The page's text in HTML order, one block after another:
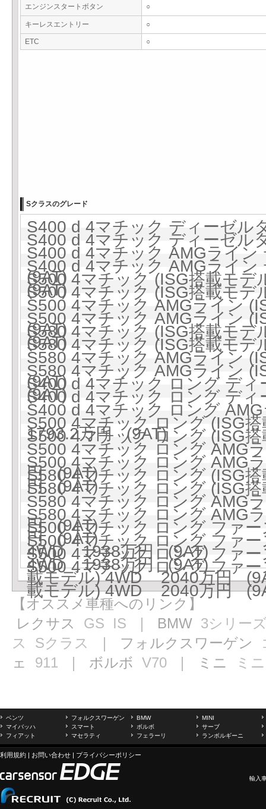
エンジンスタートボタン ○
キーレスエントリー ○
ETC ○
Sクラスのグレード
S400 d 4マチック ディーゼ
S400 d 4マチック ディーゼ
S400 d 4マチック AMGライ
(9AT)
S400 d 4マチック AMGライ
(9AT)
S500 4マチック (ISG搭載モ
S500 4マチック (ISG搭載モ
S500 4マチック AMGライン
(9AT)
S500 4マチック AMGライン
(9AT)
S580 4マチック (ISG搭載モ
S580 4マチック (ISG搭載モ
S580 4マチック AMGライン
(9AT)
S580 4マチック AMGライン
(9AT)
S400 d 4マチック ロング デ
S400 d 4マチック ロング デ
S400 d 4マチック ロング
1793.2万円 (9AT)
S500 4マチック ロング (ISG
S500 4マチック ロング (ISG
S500 4マチック ロング AMG
円 (9AT)
S500 4マチック ロング AMG
円 (9AT)
S580 4マチック ロング (ISG
S580 4マチック ロング (ISG
S580 4マチック ロング AMG
円 (9AT)
S580 4マチック ロング AMG
円 (9AT)
S500 4マチック ロング ファ
4WD 1938万円 (9AT)
S500 4マチック ロング ファ
4WD 1938万円 (9AT)
S500 4マチック ロング ファ
載モデル) 4WD 2040万円
S500 4マチック ロング ファ
載モデル) 4WD 2040万円
【オススメ車種へのリンク】
レクサス GS IS ｜ BMW 3シリー
ス
Sクラス ｜ フォルクスワーゲン
ェ 911 ｜ ボルボ V70 ｜ ミニ ミニ
ベンツ フォルクスワーゲン BMW
MINI
マイバッハ
スマート ボルボ
サーブ
フィアット
マセラティ フェラーリ ランボルギーニ
利用規約 | お問い合わせ | プライバシーポリシー
輸入